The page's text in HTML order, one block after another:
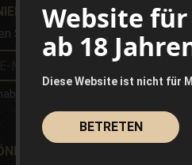
SIE
Sie unsere Angebote und
gelesen und akzeptiere die
INTERESSIERT SEIN
Website
ab 18
Diese Website ist nicht für
BETRETEN